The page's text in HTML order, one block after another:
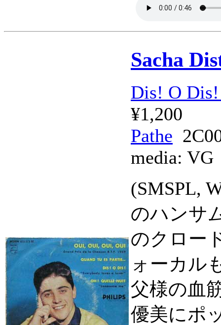
Sacha
Dis! O
¥1,200
Pathe
media: VG
(SMSPL,
のハンサ
のクロー
ォーカル
父様の血
優美にポ